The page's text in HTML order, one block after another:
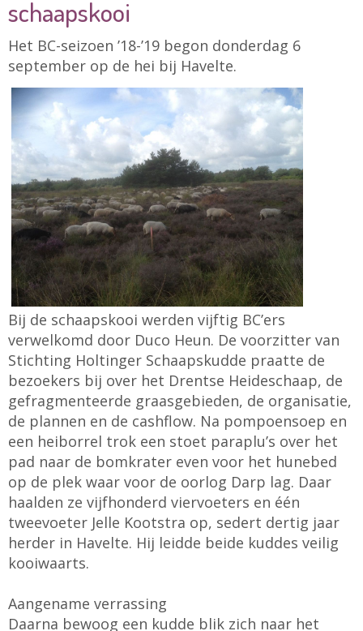
schaapskooi
Het BC-seizoen ’18-’19 begon donderdag 6
september op de hei bij Havelte.
Bij de schaapskooi werden vijftig BC’ers
verwelkomd door Duco Heun. De voorzitter van
Stichting Holtinger Schaapskudde praatte de
bezoekers bij over het Drentse Heideschaap, de
gefragmenteerde graasgebieden, de organisatie,
de plannen en de cashflow. Na pompoensoep en
een heiborrel trok een stoet paraplu’s over het
pad naar de bomkrater even voor het hunebed
op de plek waar voor de oorlog Darp lag. Daar
haalden ze vijfhonderd viervoeters en één
tweevoeter Jelle Kootstra op, sedert dertig jaar
herder in Havelte. Hij leidde beide kuddes veilig
kooiwaarts.
Aangename verrassing
Daarna bewoog een kudde blik zich naar het